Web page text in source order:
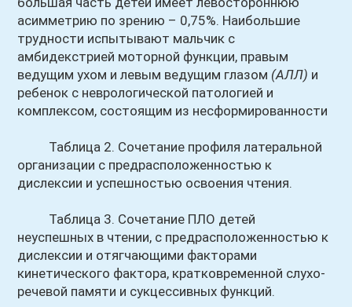
асимметрию по зрению – 0,75%. Наибольшие
трудности испытывают мальчик с
амбидекстрией моторной функции, правым
ведущим ухом и левым ведущим глазом (АЛЛ) и
ребенок с неврологической патологией и
комплексом, состоящим из несформированности
Таблица 2. Сочетание профиля латеральной
организации с предрасположенностью к
дислексии и успешностью освоения чтения.
Таблица 3. Сочетание ПЛО детей
неуспешных в чтении, с предрасположенностью к
дислексии и отягчающими факторами
кинетического фактора, кратковременной слухо-
речевой памяти и сукцессивных функций.